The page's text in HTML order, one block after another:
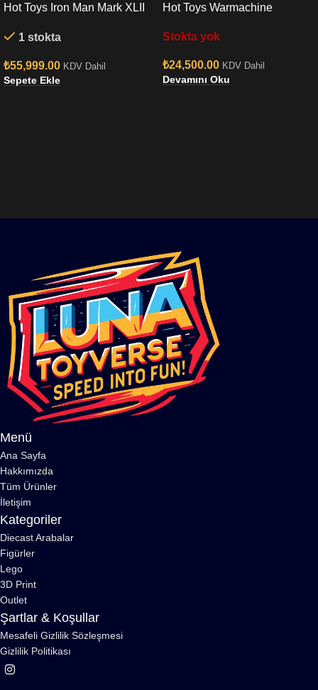
Hot Toys Iron Man Mark XLII
Scale Figure
1 stokta
₺55,999.00 KDV Dahil
Sepete Ekle
Hot Toys Warmachine
Stokta yok
₺24,500.00 KDV Dahil
Devamını Oku
Menü
Ana Sayfa
Hakkımızda
Tüm Ürünler
İletişim
Kategoriler
Diecast Arabalar
Figürler
Lego
3D Print
Outlet
Şartlar & Koşullar
Mesafeli Gizlilik Sözleşmesi
Gizlilik Politikası